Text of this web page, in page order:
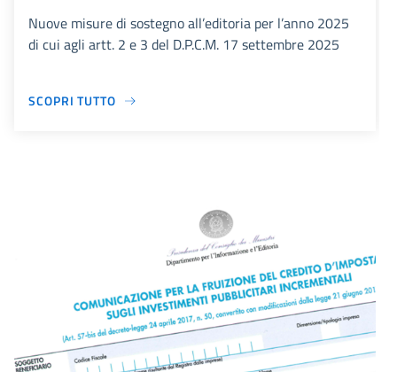
Nuove misure di sostegno all’editoria per l’anno 2025
di cui agli artt. 2 e 3 del D.P.C.M. 17 settembre 2025
SCOPRI TUTTO